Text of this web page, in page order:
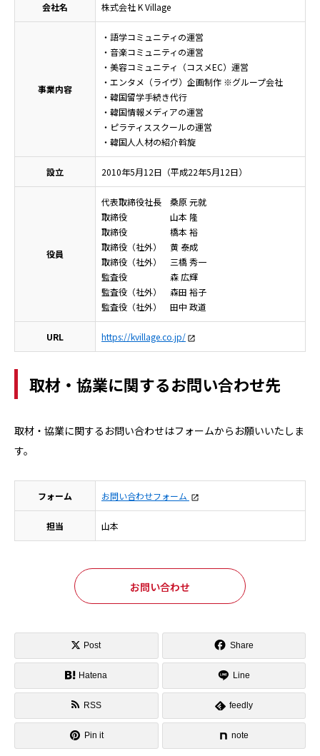
会社名 株式会社 K Village
事業内容
・語学コミュニティの運営
・音楽コミュニティの運営
・美容コミュニティ（コスメEC）運営
・エンタメ（ライヴ）企画制作 ※グループ会社
・韓国留学手続き代行
・韓国情報メディアの運営
・ピラティススクールの運営
・韓国人人材の紹介斡旋
設立 2010年5月12日（平成22年5月12日）
役員
代表取締役社長 桑原 元就
取締役 山本 隆
取締役 橋本 裕
取締役（社外） 黄 泰成
取締役（社外） 三橋 秀一
監査役 森 広輝
監査役（社外） 森田 裕子
監査役（社外） 田中 政道
URL https://kvillage.co.jp/
取材・協業に関するお問い合わせ先
取材・協業に関するお問い合わせはフォームからお願いいたしま
す。
フォーム お問い合わせフォーム
担当 山本
お問い合わせ
Post Share
Hatena Line
RSS feedly
Pin it note